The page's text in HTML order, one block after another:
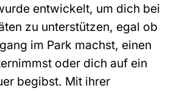
entwickelt, um dich bei
zu unterstützen, egal ob
im Park machst, einen
oder dich auf ein
begibst. Mit ihrer